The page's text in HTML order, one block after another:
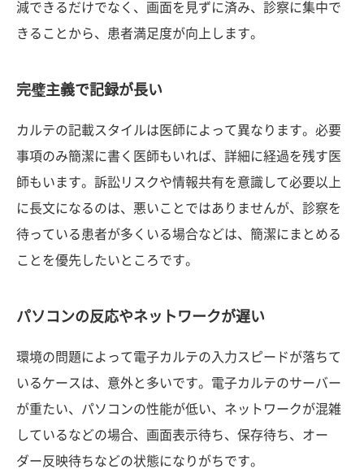
減できるだけでなく、画面を見ずに済み、診察に集中で
きることから、患者満足度が向上します。
完璧主義で記録が長い
カルテの記載スタイルは医師によって異なります。必要
事項のみ簡潔に書く医師もいれば、詳細に経過を残す医
師もいます。訴訟リスクや情報共有を意識して必要以上
に長文になるのは、悪いことではありませんが、診察を
待っている患者が多くいる場合などは、簡潔にまとめる
ことを優先したいところです。
パソコンの反応やネットワークが遅い
環境の問題によって電子カルテの入力スピードが落ちて
いるケースは、意外と多いです。電子カルテのサーバー
が重たい、パソコンの性能が低い、ネットワークが混雑
しているなどの場合、画面表示待ち、保存待ち、オー
ダー反映待ちなどの状態になりがちです。